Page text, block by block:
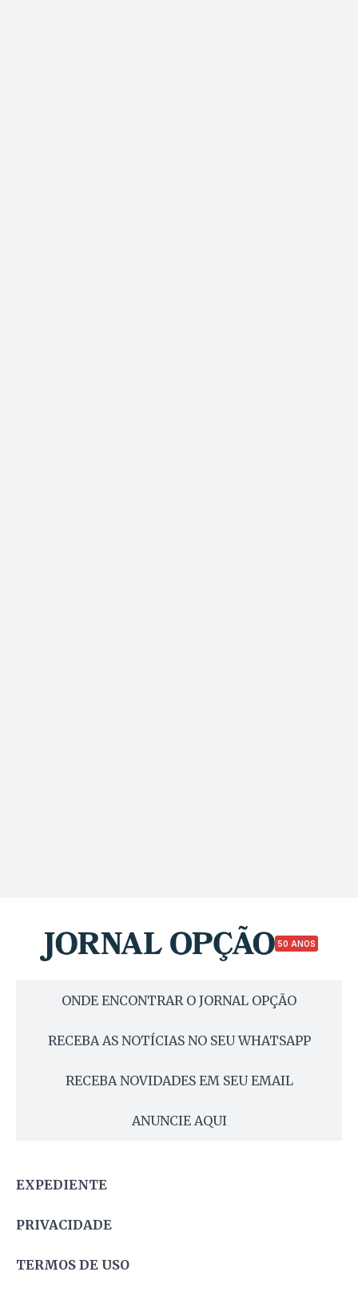
50 ANOS
ONDE ENCONTRAR O JORNAL OPÇÃO
RECEBA AS NOTÍCIAS NO SEU WHATSAPP
RECEBA NOVIDADES EM SEU EMAIL
ANUNCIE AQUI
EXPEDIENTE
PRIVACIDADE
TERMOS DE USO